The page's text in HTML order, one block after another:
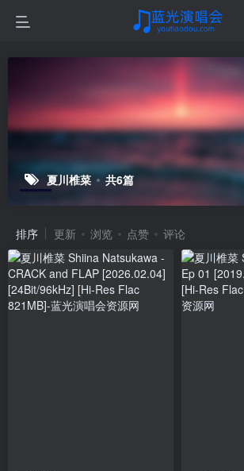
夏川椎菜 共6篇
排序 更新 浏览 点赞 评论